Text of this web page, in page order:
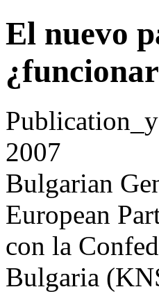
El nuevo
2007
Bulgarian
European
con la
Bulgaria